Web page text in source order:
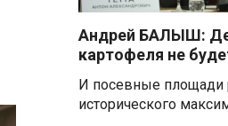
Андрей БАЛЫШ:
картофеля не
И посевные площади
исторического